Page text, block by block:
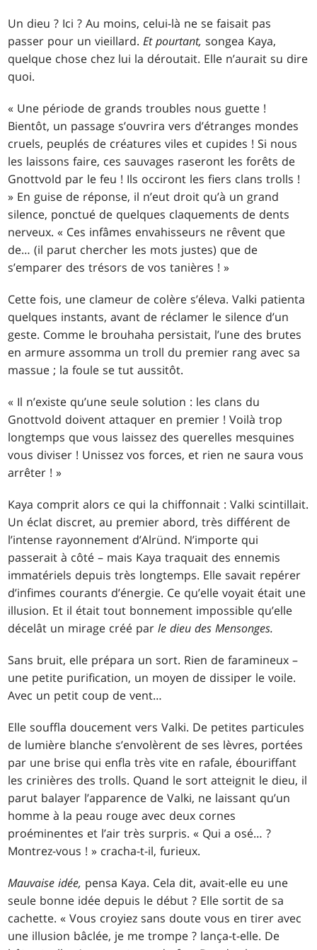
Un dieu ? Ici ? Au moins, celui-là ne se faisait pas
passer pour un vieillard.Et pourtant, songea Kaya,
quelque chose chez lui la déroutait. Elle n’aurait su dire
quoi.
« Une période de grands troubles nous guette !
Bientôt, un passage s’ouvrira vers d’étranges mondes
cruels, peuplés de créatures viles et cupides ! Si nous
les laissons faire, ces sauvages raseront les forêts de
Gnottvold par le feu ! Ils occiront les fiers clans trolls !
» En guise de réponse, il n’eut droit qu’à un grand
silence, ponctué de quelques claquements de dents
nerveux. « Ces infâmes envahisseurs ne rêvent que
de… (il parut chercher les mots justes) que de
s’emparer des trésors de vos tanières ! »
Cette fois, une clameur de colère s’éleva. Valki patienta
quelques instants, avant de réclamer le silence d’un
geste. Comme le brouhaha persistait, l’une des brutes
en armure assomma un troll du premier rang avec sa
massue ; la foule se tut aussitôt.
« Il n’existe qu’une seule solution : les clans du
Gnottvold doivent attaquer en premier ! Voilà trop
longtemps que vous laissez des querelles mesquines
vous diviser ! Unissez vos forces, et rien ne saura vous
arrêter ! »
Kaya comprit alors ce qui la chiffonnait : Valki scintillait.
Un éclat discret, au premier abord, très différent de
l’intense rayonnement d’Alründ. N’importe qui
passerait à côté – mais Kaya traquait des ennemis
immatériels depuis très longtemps. Elle savait repérer
d’infimes courants d’énergie. Ce qu’elle voyait était une
illusion. Et il était tout bonnement impossible qu’elle
décelât un mirage créé parle dieu des Mensonges.
Sans bruit, elle prépara un sort. Rien de faramineux –
une petite purification, un moyen de dissiper le voile.
Avec un petit coup de vent…
Elle souffla doucement vers Valki. De petites particules
de lumière blanche s’envolèrent de ses lèvres, portées
par une brise qui enfla très vite en rafale, ébouriffant
les crinières des trolls. Quand le sort atteignit le dieu, il
parut balayer l’apparence de Valki, ne laissant qu’un
homme à la peau rouge avec deux cornes
proéminentes et l’air très surpris. « Qui a osé… ?
Montrez-vous ! » cracha-t-il, furieux.
Mauvaise idée, pensa Kaya. Cela dit, avait-elle eu une
seule bonne idée depuis le début ? Elle sortit de sa
cachette. « Vous croyiez sans doute vous en tirer avec
une illusion bâclée, je me trompe ? lança-t-elle. De